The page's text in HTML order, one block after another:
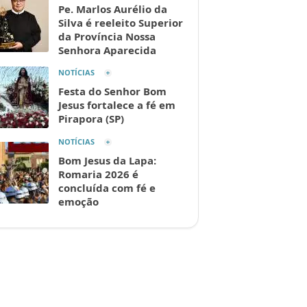
Pe. Marlos Aurélio da
Silva é reeleito Superior
da Província Nossa
Senhora Aparecida
NOTÍCIAS
Festa do Senhor Bom
Jesus fortalece a fé em
Pirapora (SP)
NOTÍCIAS
Bom Jesus da Lapa:
Romaria 2026 é
concluída com fé e
emoção